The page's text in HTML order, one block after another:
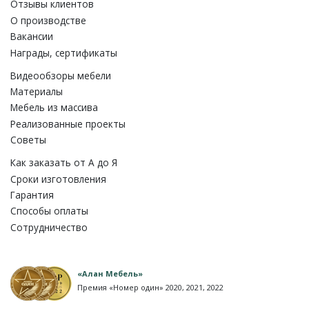
Отзывы клиентов
О производстве
Вакансии
Награды, сертификаты
Видеообзоры мебели
Материалы
Мебель из массива
Реализованные проекты
Советы
Как заказать от A до Я
Сроки изготовления
Гарантия
Способы оплаты
Сотрудничество
«Алан Мебель»
Премия «Номер один» 2020, 2021, 2022